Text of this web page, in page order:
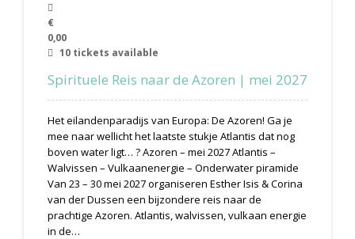
€
0,00
10 tickets available
Spirituele Reis naar de Azoren | mei 2027
Het eilandenparadijs van Europa: De Azoren! Ga je
mee naar wellicht het laatste stukje Atlantis dat nog
boven water ligt… ? Azoren – mei 2027 Atlantis –
Walvissen – Vulkaanenergie – Onderwater piramide
Van 23 – 30 mei 2027 organiseren Esther Isis & Corina
van der Dussen een bijzondere reis naar de
prachtige Azoren. Atlantis, walvissen, vulkaan energie
in de…